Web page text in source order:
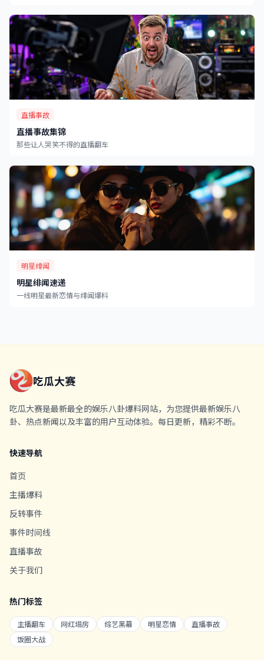
直播事故
直播事故集锦
那些让人哭笑不得的直播翻车
明星绯闻
明星绯闻速递
一线明星最新恋情与绯闻爆料
吃瓜大赛
吃瓜大赛是最新最全的娱乐八卦爆料网站，为您提供最新娱乐八
卦、热点新闻以及丰富的用户互动体验。每日更新，精彩不断。
快速导航
首页
主播爆料
反转事件
事件时间线
直播事故
关于我们
热门标签
主播翻车 网红塌房 综艺黑幕 明星恋情
直播事故
饭圈大战